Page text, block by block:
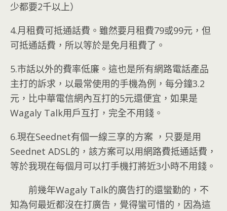
少都要2千以上）
4.月租費可抵通話費。雖然要月租費79或99元，但
可抵通話費，所以等於是免月租費了。
5.市話以外的費率低廉。這也是所有網路電話產品
主打的訴求，以最常使用的手機為例，每分鐘3.2
元，比中華電信網內互打的5元還便宜，如果是
Wagaly Talk用戶互打，完全不用錢。
6.現在Seednet有個一線三享的方案 ，只要是用
Seednet ADSL的，該方案可以用網路費抵通話費，
等於我現在每個月可以打手機打將近3小時不用錢。
前幾年Wagaly Talk的廣告打的還蠻勤的，不
知為何最近都沒在打廣告，覺得蠻可惜的，因為這